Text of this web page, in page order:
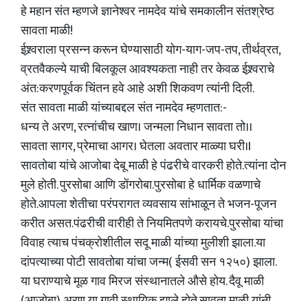
हे महान संत म्हणजे ज्ञानेश्वर नामदेव यांचे समकालीन संतश्रेष्ठ
सावता माळी!
ईश्र्वराला प्रसन्न करून घेण्यासाठी योग-याग-जप-तप, तीर्थव्रत,
व्रतवैकल्ये याची बिलकूल आवश्यकता नाही तर केवळ ईश्र्वराचे
अंत:करणपूर्वक चिंतन हवे आहे अशी शिकवण त्यांनी दिली.
संत सावता माळी यांच्याबद्दल संत नामदेव म्हणतात:-
धन्य ते अरण, रत्नांचीच खाण। जन्मला निधान सावता तो।।
सावता सागर, प्रेमाचा आगर। घेतला अवतार माळ्या घरी।I
सावतोबा यांचे आजोबा देबू माळी हे पंढरीचे वारकरी होते.त्यांना दोन
मुले होती. पुरसोबा आणि डोंगरोबा.पुरसोबा हे धार्मिक वळणाचे
होते.आपला शेतीचा परंपरागत व्यवसाय सांभाळून ते भजन-पूजन
करीत असत.पंढरीची वारीही ते नियमितपणे करायचे.पुरसोबा यांचा
विवाह त्याच पंचक्रोशीतील सदू माळी यांच्या मुलीशी झाला.या
दांपत्याच्या पोटी सावतोबा यांचा जन्म( ईसवी सन १२५०) झाला.
या घराण्याचे मूळ गाव मिरज संस्थानातले औसे होय. दैवू माळी